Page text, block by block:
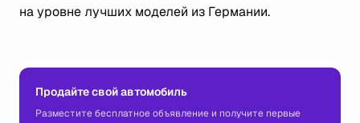
на уровне лучших моделей из Германии.
Продайте свой автомобиль
Разместите бесплатное объявление и получите первые